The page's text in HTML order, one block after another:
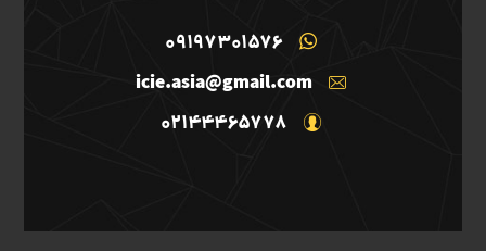
09197301576
icie.asia@gmail.com
02144465778